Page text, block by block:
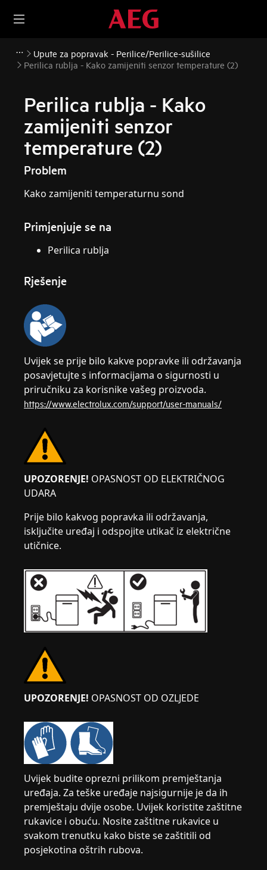
Upute za popravak - Perilice/Perilice-sušilice
Perilica rublja - Kako zamijeniti senzor temperature (2)
Perilica rublja - Kako
zamijeniti senzor
temperature (2)
Problem
Kako zamijeniti temperaturnu sond
Primjenjuje se na
Perilica rublja
Rješenje
Uvijek se prije bilo kakve popravke ili održavanja
posavjetujte s informacijama o sigurnosti u
priručniku za korisnike vašeg proizvoda.
https://www.electrolux.com/support/user-manuals/
UPOZORENJE! OPASNOST OD ELEKTRIČNOG
UDARA
Prije bilo kakvog popravka ili održavanja,
isključite uređaj i odspojite utikač iz električne
utičnice.
UPOZORENJE! OPASNOST OD OZLJEDE
Uvijek budite oprezni prilikom premještanja
uređaja. Za teške uređaje najsigurnije je da ih
premještaju dvije osobe. Uvijek koristite zaštitne
rukavice i obuću. Nosite zaštitne rukavice u
svakom trenutku kako biste se zaštitili od
posjekotina oštrih rubova.